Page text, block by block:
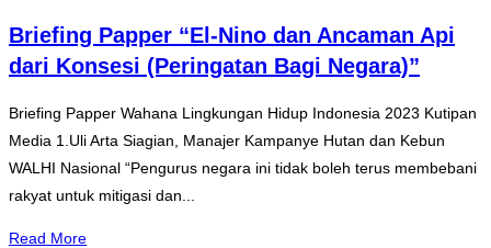
Briefing Papper “El-Nino dan Ancaman Api
dari Konsesi (Peringatan Bagi Negara)”
Briefing Papper Wahana Lingkungan Hidup Indonesia 2023 Kutipan
Media 1.Uli Arta Siagian, Manajer Kampanye Hutan dan Kebun
WALHI Nasional “Pengurus negara ini tidak boleh terus membebani
rakyat untuk mitigasi dan...
Read More